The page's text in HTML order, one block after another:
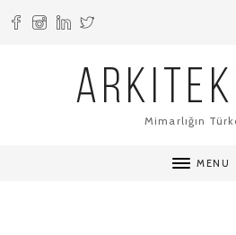
Mimarlığın
MENU